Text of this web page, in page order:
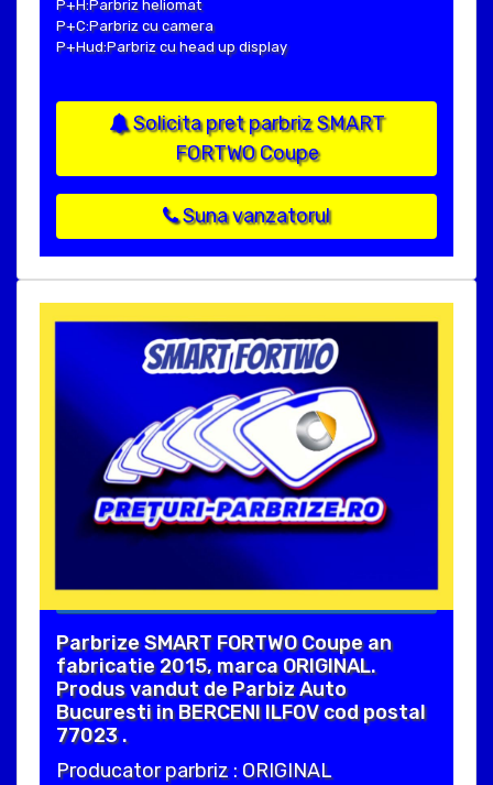
P+H:Parbriz heliomat
P+C:Parbriz cu camera
P+Hud:Parbriz cu head up display
Solicita pret parbriz SMART
FORTWO Coupe
Suna vanzatorul
Parbrize SMART FORTWO Coupe an
fabricatie 2015, marca ORIGINAL.
Produs vandut de Parbiz Auto
Bucuresti in BERCENI ILFOV cod postal
77023 .
Producator parbriz : ORIGINAL